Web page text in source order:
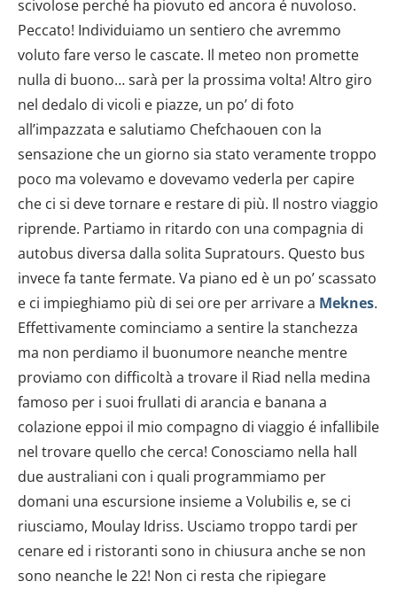
scivolose perché ha piovuto ed ancora é nuvoloso.
Peccato! Individuiamo un sentiero che avremmo
voluto fare verso le cascate. Il meteo non promette
nulla di buono… sarà per la prossima volta! Altro giro
nel dedalo di vicoli e piazze, un po’ di foto
all’impazzata e salutiamo Chefchaouen con la
sensazione che un giorno sia stato veramente troppo
poco ma volevamo e dovevamo vederla per capire
che ci si deve tornare e restare di più. Il nostro viaggio
riprende. Partiamo in ritardo con una compagnia di
autobus diversa dalla solita Supratours. Questo bus
invece fa tante fermate. Va piano ed è un po’ scassato
e ci impieghiamo più di sei ore per arrivare a Meknes.
Effettivamente cominciamo a sentire la stanchezza
ma non perdiamo il buonumore neanche mentre
proviamo con difficoltà a trovare il Riad nella medina
famoso per i suoi frullati di arancia e banana a
colazione eppoi il mio compagno di viaggio é infallibile
nel trovare quello che cerca! Conosciamo nella hall
due australiani con i quali programmiamo per
domani una escursione insieme a Volubilis e, se ci
riusciamo, Moulay Idriss. Usciamo troppo tardi per
cenare ed i ristoranti sono in chiusura anche se non
sono neanche le 22! Non ci resta che ripiegare